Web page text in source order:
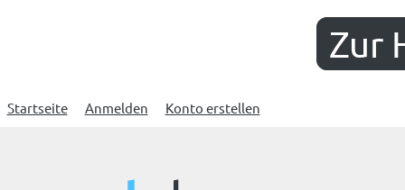
Zur
Startseite Anmelden Konto erstellen